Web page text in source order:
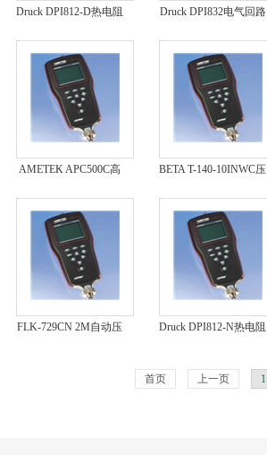
Druck DPI812-D热电阻
Druck DPI832电气回路
AMETEK APC500C高
BETA T-140-10INWC压
FLK-729CN 2M自动压
Druck DPI812-N热电阻
首页 上一页 1